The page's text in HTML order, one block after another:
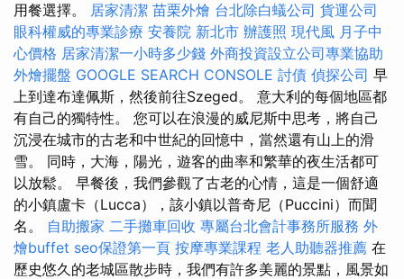
用餐選擇。 居家清潔 苗栗外燴 台北除白蟻公司 貨運公司
眼科權威的專業診療 安養院 新北市 辦護照 現代風 月子中
心價格 居家清潔一小時多少錢 外商投資設立公司專業協助
外燴擺盤 GOOGLE SEARCH CONSOLE 討債 偵探公司 早
上到達布達佩斯，然後前往Szeged。 意大利的每個地區都
有自己的獨特性。 您可以在浪漫的威尼斯中思考，將自己
沉浸在城市的古老和中世紀的回憶中，當然還有山上的滑
雪。 同時，大海，陽光，遊客的曲率和繁華的夜生活都可
以放鬆。 早餐後，我們參觀了古老的心情，這是一個舒適
的小鎮盧卡（Lucca），該小鎮以普奇尼（Puccini）而聞
名。 自助搬家 二手攤車回收 專屬台北會計事務所服務 外
燴buffet seo保證第一頁 按摩專業課程 老人助聽器推薦 在
歷史悠久的老城區散步時，我們有許多美麗的景點，風景如